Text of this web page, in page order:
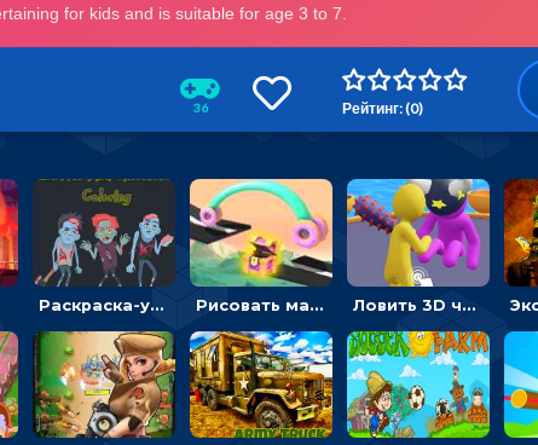
36 Рейтинг: (0)
Раскраска-ужастик: разукрась зомби и скелетов Рисовать машину и выигрывать гонку - для мальчиков Ловить 3D человечком своего цвета и собирать драгоценности - гиперказуалка